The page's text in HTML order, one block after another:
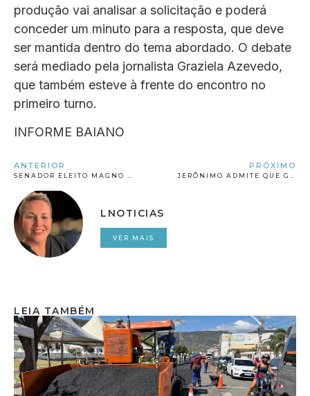
produção vai analisar a solicitação e poderá
conceder um minuto para a resposta, que deve
ser mantida dentro do tema abordado. O debate
será mediado pela jornalista Graziela Azevedo,
que também esteve à frente do encontro no
primeiro turno.
INFORME BAIANO
ANTERIOR PRÓXIMO
LNOTICIAS
VER MAIS
LEIA TAMBÉM